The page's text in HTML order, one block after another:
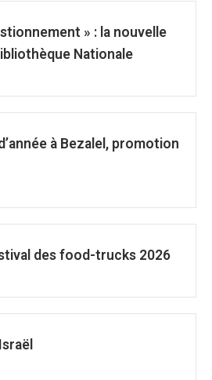
» : la nouvelle
Nationale
à Bezalel, promotion
des food-trucks 2026